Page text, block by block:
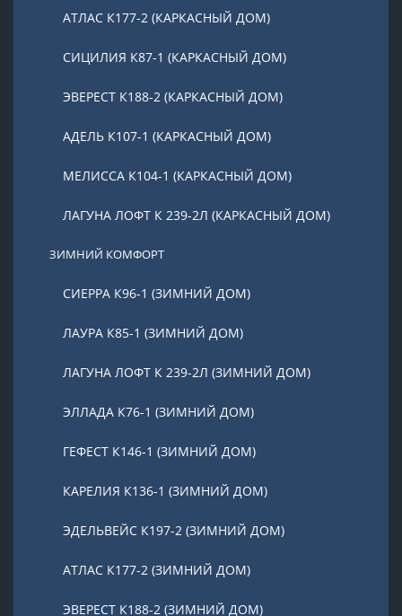
АТЛАС К177-2 (КАРКАСНЫЙ ДОМ)
СИЦИЛИЯ К87-1 (КАРКАСНЫЙ ДОМ)
ЭВЕРЕСТ К188-2 (КАРКАСНЫЙ ДОМ)
АДЕЛЬ К107-1 (КАРКАСНЫЙ ДОМ)
МЕЛИССА К104-1 (КАРКАСНЫЙ ДОМ)
ЛАГУНА ЛОФТ К 239-2Л (КАРКАСНЫЙ ДОМ)
ЗИМНИЙ КОМФОРТ
СИЕРРА К96-1 (ЗИМНИЙ ДОМ)
ЛАУРА К85-1 (ЗИМНИЙ ДОМ)
ЛАГУНА ЛОФТ К 239-2Л (ЗИМНИЙ ДОМ)
ЭЛЛАДА К76-1 (ЗИМНИЙ ДОМ)
ГЕФЕСТ К146-1 (ЗИМНИЙ ДОМ)
КАРЕЛИЯ К136-1 (ЗИМНИЙ ДОМ)
ЭДЕЛЬВЕЙС К197-2 (ЗИМНИЙ ДОМ)
АТЛАС К177-2 (ЗИМНИЙ ДОМ)
ЭВЕРЕСТ К188-2 (ЗИМНИЙ ДОМ)